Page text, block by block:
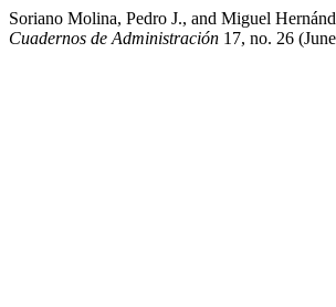
Soriano Molina, Pedro J., and Miguel
Cuadernos de Administración 17, no. 26